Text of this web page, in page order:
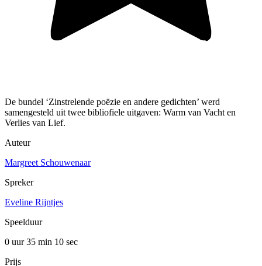
De bundel ‘Zinstrelende poëzie en andere gedichten’ werd
samengesteld uit twee bibliofiele uitgaven: Warm van Vacht en
Verlies van Lief.
Auteur
Margreet Schouwenaar
Spreker
Eveline Rijntjes
Speelduur
0 uur 35 min 10 sec
Prijs